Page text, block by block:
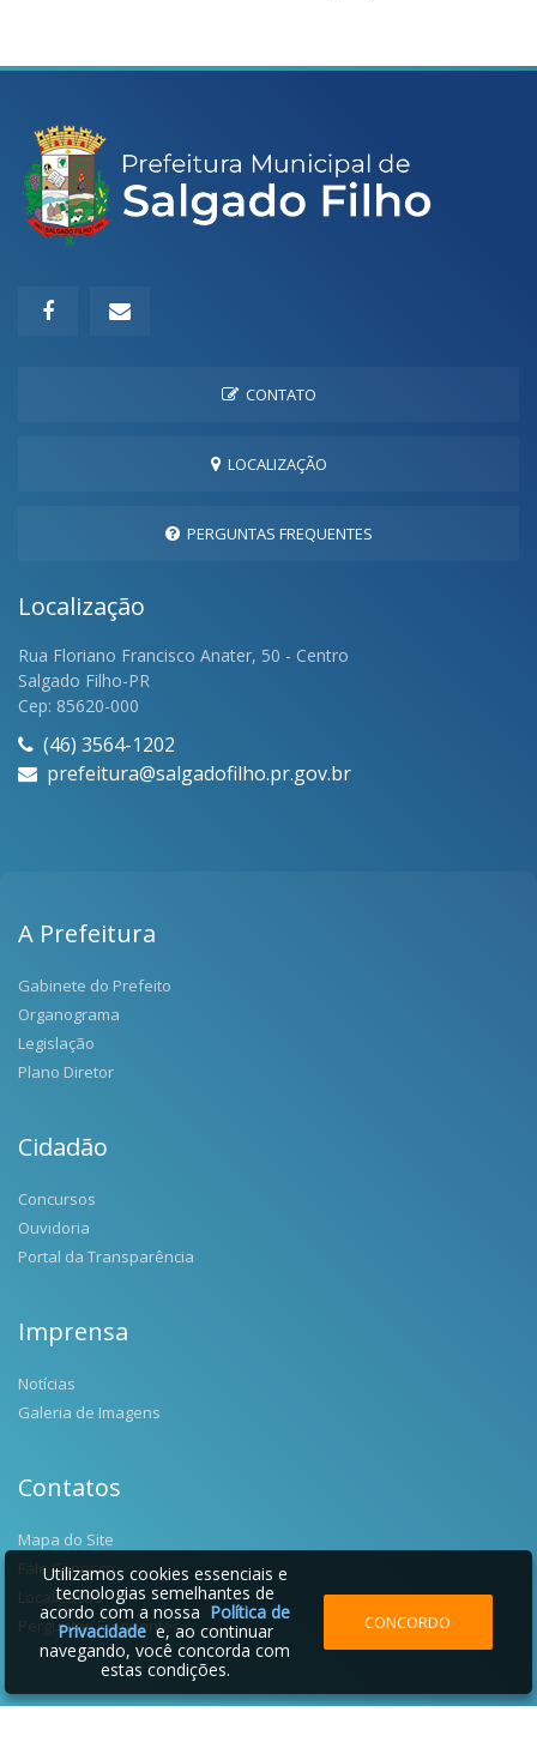
CONTATO
LOCALIZAÇÃO
PERGUNTAS FREQUENTES
Localização
Rua Floriano Francisco Anater, 50 - Centro
Salgado Filho-PR
Cep: 85620-000
(46) 3564-1202
prefeitura@salgadofilho.pr.gov.br
A Prefeitura
Gabinete do Prefeito
Organograma
Legislação
Plano Diretor
Cidadão
Concursos
Ouvidoria
Portal da Transparência
Imprensa
Notícias
Galeria de Imagens
Contatos
Mapa do Site
Fale Conosco
Localização
Perguntas Frequentes
Utilizamos cookies essenciais e
tecnologias semelhantes de
acordo com a nossa Política de
Privacidadee, ao continuar
navegando, você concorda com
estas condições.
CONCORDO